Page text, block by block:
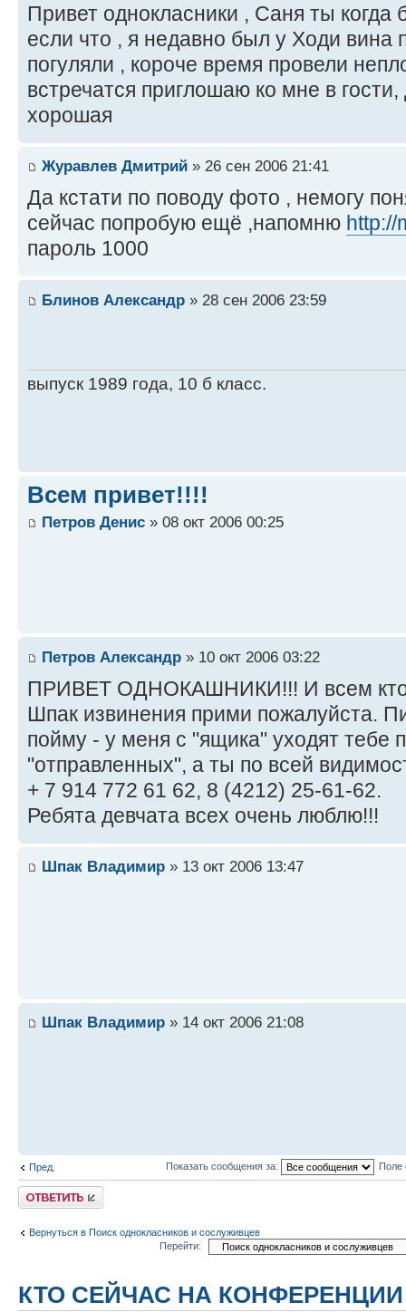
Привет однокласники , Саня ты
если что , я недавно был у Ходи вина
погуляли , короче время провели
встречатся приглошаю ко мне в гости,
хорошая
Журавлев Дмитрий » 26 сен 2006 21:41
Да кстати по поводу фото , немогу
сейчас попробую ещё ,напомню http://
пароль 1000
Блинов Александр » 28 сен 2006 23:59
выпуск 1989 года, 10 б класс.
Всем привет!!!!
Петров Денис » 08 окт 2006 00:25
Петров Александр » 10 окт 2006 03:22
ПРИВЕТ ОДНОКАШНИКИ!!! И всем кто
Шпак извинения прими пожалуйста.
пойму - у меня с "ящика" уходят тебе
"отправленных", а ты по всей
+ 7 914 772 61 62, 8 (4212) 25-61-62.
Ребята девчата всех очень люблю!!!
Шпак Владимир » 13 окт 2006 13:47
Шпак Владимир » 14 окт 2006 21:08
Пред. Показать сообщения за: Поле
Ответить
Вернуться в Поиск однокласников и сослуживцев
Перейти:
КТО СЕЙЧАС НА КОНФЕРЕНЦИИ